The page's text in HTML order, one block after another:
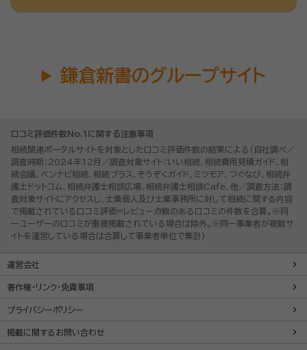
鎌倉新書のグループサイト
口コミ評価件数No.1に関する注意事項
相続関連ポータルサイトを対象とした口コミ評価件数の結果による（自社調べ／
調査時期：2024年12月／調査対象サイト：いい相続、相続費用見積ガイド、相
続会議、ベンナビ相続、相続プラス、そうぞくガイド、ミツモア、つぐなび、相続弁
護士ドットコム、相続弁護士相談広場、相続弁護士相談Cafe、他／調査方法：調
査対象サイトにアクセスし、士業個人及び士業事務所に対して相続に関する内容
で掲載されている口コミ評価=レビュー点数のある口コミの件数を合算。※同
一ユーザーの口コミが重複掲載されている場合は除外。※同一事業者が複数サ
イトを運営している場合は合算して事業者単位で集計）
運営会社
著作権・リンク・免責事項
プライバシーポリシー
掲載に関するお問い合わせ